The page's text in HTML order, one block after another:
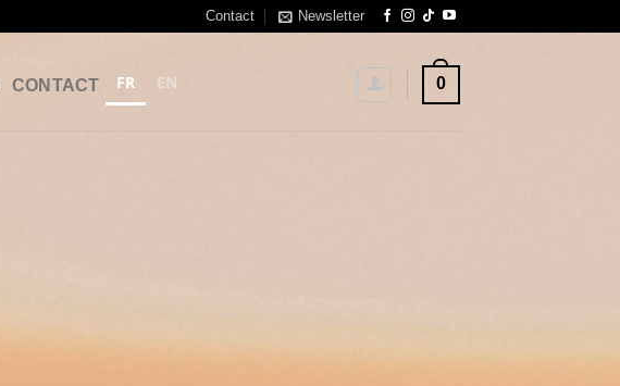
Contact Newsletter
CONTACT FR EN 0